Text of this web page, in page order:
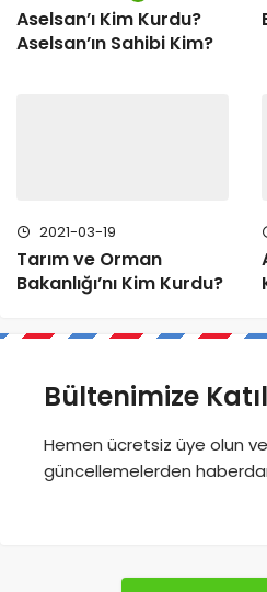
Aselsan’ı Kim Kurdu?
Aselsan’ın Sahibi Kim?
2021-03-19
Tarım ve Orman
Bakanlığı’nı Kim Kurdu?
Bültenimize
Hemen ücretsiz üye olun
güncellemelerden